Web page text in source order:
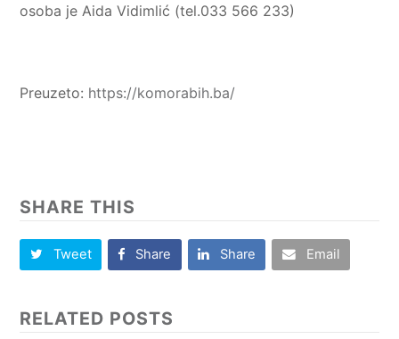
osoba je Aida Vidimlić (tel.033 566 233)
Preuzeto: https://komorabih.ba/
SHARE THIS
Tweet Share Share Email
RELATED POSTS